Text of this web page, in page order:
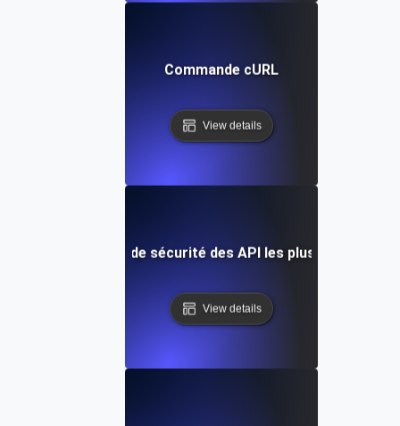
Commande cURL
View details
Les risques de sécurité des API les plus importants
View details